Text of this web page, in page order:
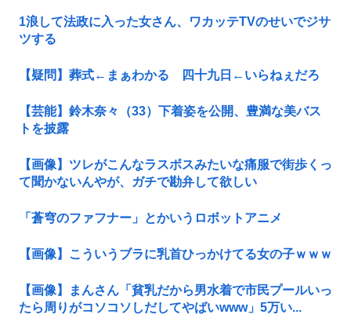
1浪して法政に入った女さん、ワカッテTVのせいでジサ
ツする
【疑問】葬式←まぁわかる 四十九日←いらねぇだろ
【芸能】鈴木奈々（33）下着姿を公開、豊満な美バス
トを披露
【画像】ツレがこんなラスボスみたいな痛服で街歩くっ
て聞かないんやが、ガチで勘弁して欲しい
「蒼穹のファフナー」とかいうロボットアニメ
【画像】こういうブラに乳首ひっかけてる女の子ｗｗｗ
【画像】まんさん「貧乳だから男水着で市民プールいっ
たら周りがコソコソしだしてやばいwww」5万い...